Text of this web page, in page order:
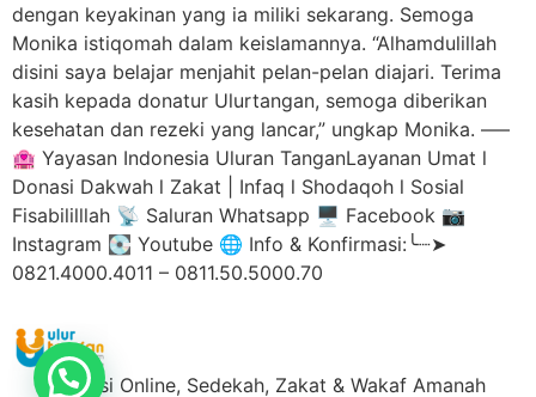
dengan keyakinan yang ia miliki sekarang. Semoga
Monika istiqomah dalam keislamannya. “Alhamdulillah
disini saya belajar menjahit pelan-pelan diajari. Terima
kasih kepada donatur Ulurtangan, semoga diberikan
kesehatan dan rezeki yang lancar,” ungkap Monika. —–
🏩 Yayasan Indonesia Uluran TanganLayanan Umat l
Donasi Dakwah l Zakat | Infaq l Shodaqoh l Sosial
Fisabililllah 📡 Saluran Whatsapp 🖥️ Facebook 📷
Instagram 💽 Youtube 🌐 Info & Konfirmasi:╰┈➤
0821.4000.4011 – 0811.50.5000.70
Donasi Online, Sedekah, Zakat & Wakaf Amanah